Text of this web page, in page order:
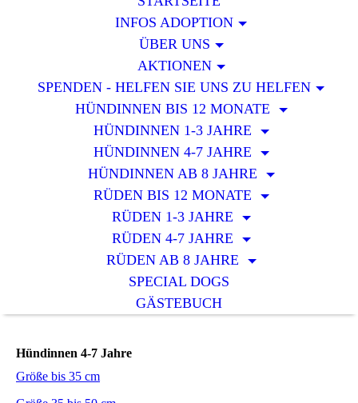
INFOS ADOPTION
ÜBER UNS
AKTIONEN
SPENDEN - HELFEN SIE UNS ZU HELFEN
HÜNDINNEN BIS 12 MONATE
HÜNDINNEN 1-3 JAHRE
HÜNDINNEN 4-7 JAHRE
HÜNDINNEN AB 8 JAHRE
RÜDEN BIS 12 MONATE
RÜDEN 1-3 JAHRE
RÜDEN 4-7 JAHRE
RÜDEN AB 8 JAHRE
SPECIAL DOGS
GÄSTEBUCH
Hündinnen 4-7 Jahre
Größe bis 35 cm